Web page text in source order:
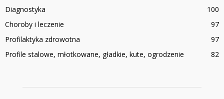
Diagnostyka
100
Choroby i leczenie
97
Profilaktyka zdrowotna
97
Profile stalowe, młotkowane, gładkie, kute, ogrodzenie
82